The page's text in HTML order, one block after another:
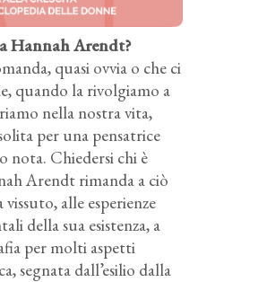
Hannah Arendt?
quasi ovvia o che ci
quando la rivolgiamo a
nella nostra vita,
per una pensatrice
nota. Chiedersi chi è
Arendt rimanda a ciò
vissuto, alle esperienze
della sua esistenza, a
per molti aspetti
segnata dall’esilio dalla